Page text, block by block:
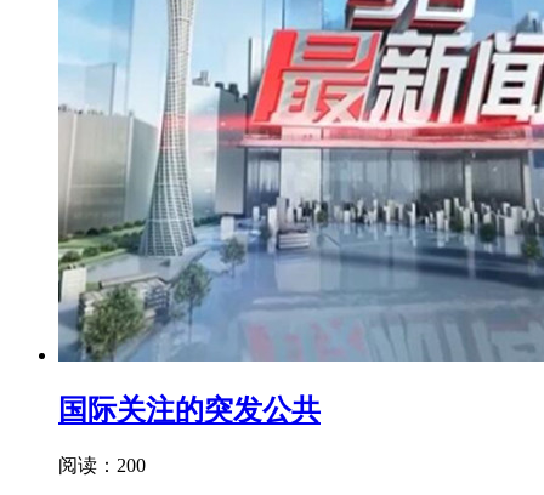
国际关注的突发公共
阅读：200